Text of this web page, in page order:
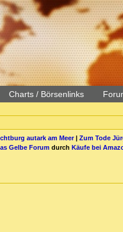
Charts / Börsenlinks
autark am Meer| Zum Tode
Gelbe Forum durch Käufe bei